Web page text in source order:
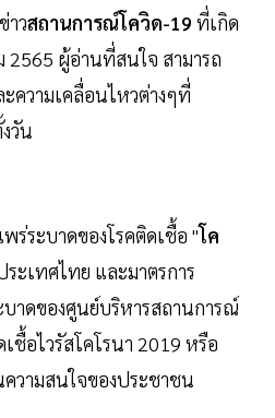
าวสถานการณ์โควิด-19 ที่เกิด
ผู้อ่านที่สนใจ สามารถ
ความเคลื่อนไหวต่างๆที่
วัน
ร่ระบาดของโรคติดเชื้อ "โค
ระเทศไทย และมาตรการ
าดของศูนย์บริหารสถานการณ์
ชื้อไวรัสโคโรนา 2019 หรือ
วามสนใจของประชาชน